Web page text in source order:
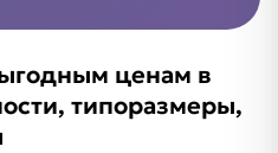
ценам в
типоразмеры,